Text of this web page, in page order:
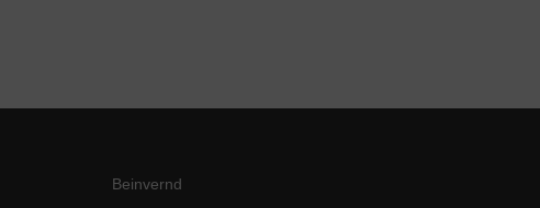
Beinvernd